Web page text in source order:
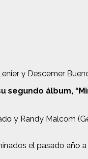
y Descemer
segundo álbum,
y Randy Malcom
el pasado año